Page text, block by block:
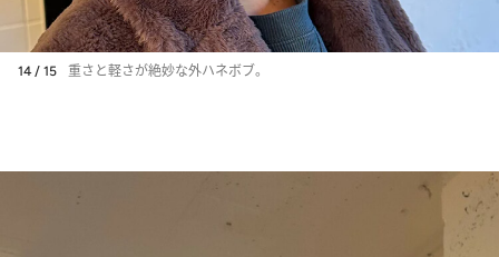
14 / 15 重さと軽さが絶妙な外ハネボブ。